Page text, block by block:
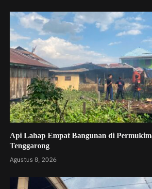
Api Lahap Empat Bangunan di
Tenggarong
Agustus 8, 2026